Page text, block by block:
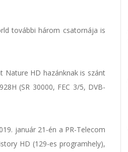
további három csatornája is
Nature HD hazánknak is szánt
(SR 30000, FEC 3/5, DVB-
január 21-én a PR-Telecom
HD (129-es programhely),